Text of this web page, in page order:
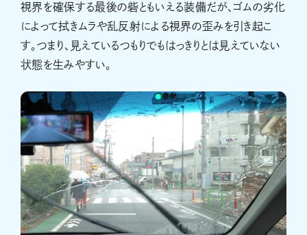
視界を確保する最後の砦ともいえる装備だが、ゴムの劣化
によって拭きムラや乱反射による視界の歪みを引き起こ
す。つまり、見えているつもりでもはっきりとは見えていない
状態を生みやすい。